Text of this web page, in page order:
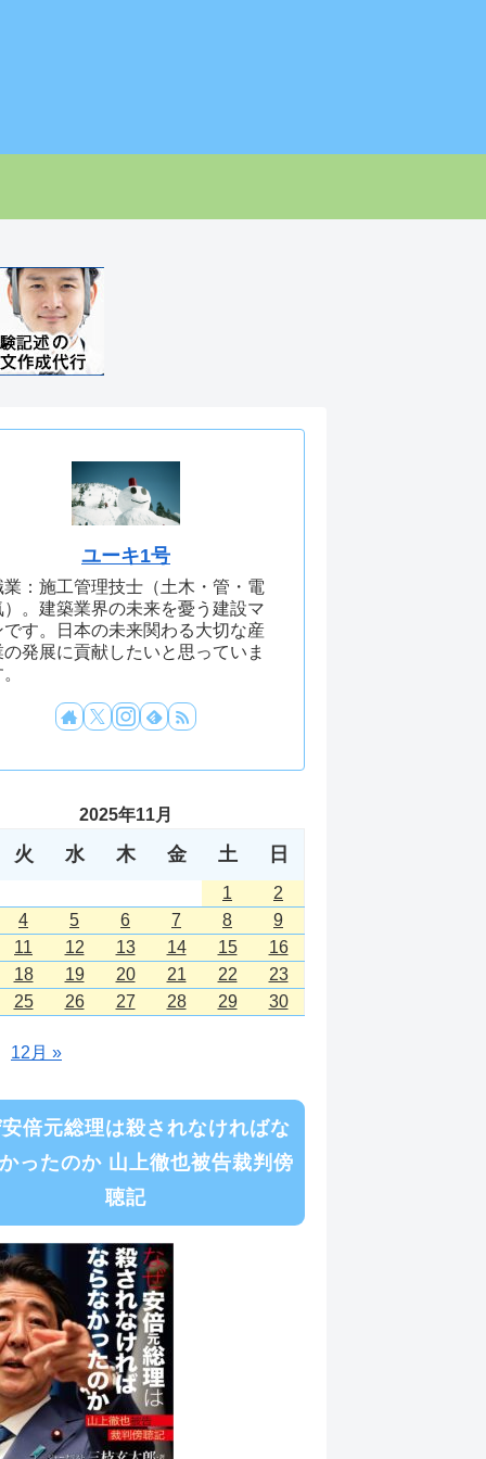
ユーキ1号
業：施工管理技士（土木・管・電
）。建築業界の未来を憂う建設マ
です。日本の未来関わる大切な産
の発展に貢献したいと思っていま
2025年11月
火 水 木 金 土 日
1
2
4
5 6 7 8
9
11
12 13 14 15
16
18
19 20 21 22
23
25
26 27 28 29 30
12月 »
倍元総理は殺されなければな
ったのか 山上徹也被告裁判傍
聴記